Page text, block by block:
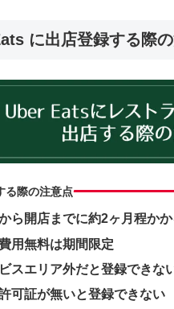
に出店登録する際
る際の注意点
ら開店までに約2ヶ月程かか
用無料は期間限定
スエリア外だと登録できな
可証が無いと登録できない